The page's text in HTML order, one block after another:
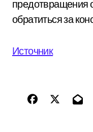
предотвращения
обратиться за
Источник